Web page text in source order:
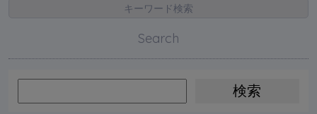
キーワード検索
Search